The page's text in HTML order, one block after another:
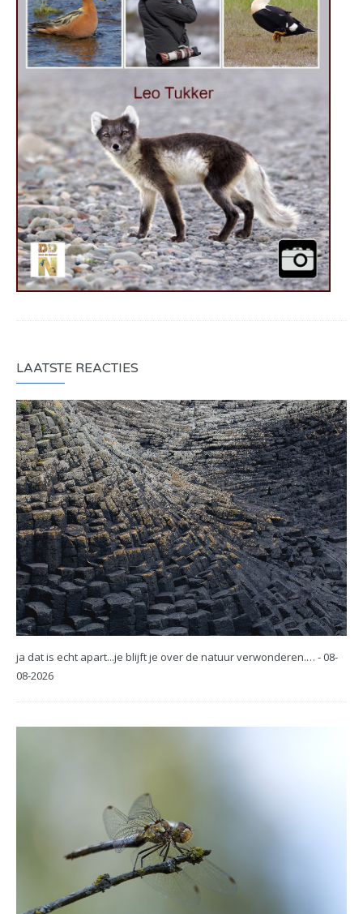
LAATSTE REACTIES
ja dat is echt apart...je blijft je over de natuur verwonderen.… - 08-
08-2026